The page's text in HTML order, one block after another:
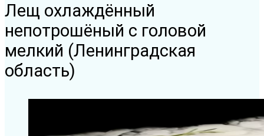
Лещ охлаждённый
непотрошёный с головой
мелкий (Ленинградская
область)